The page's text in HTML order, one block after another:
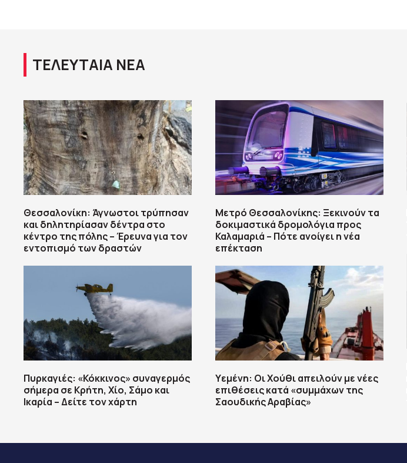
ΤΕΛΕΥΤΑΙΑ ΝΕΑ
Θεσσαλονίκη: Άγνωστοι τρύπησαν
και δηλητηρίασαν δέντρα στο
κέντρο της πόλης – Έρευνα για τον
εντοπισμό των δραστών
Πυρκαγιές: «Κόκκινος» συναγερμός
σήμερα σε Κρήτη, Χίο, Σάμο και
Ικαρία – Δείτε τον χάρτη
Μετρό Θεσσαλονίκης: Ξεκινούν τα
δοκιμαστικά δρομολόγια προς
Καλαμαριά – Πότε ανοίγει η νέα
επέκταση
Υεμένη: Οι Χούθι απειλούν με νέες
επιθέσεις κατά «συμμάχων της
Σαουδικής Αραβίας»